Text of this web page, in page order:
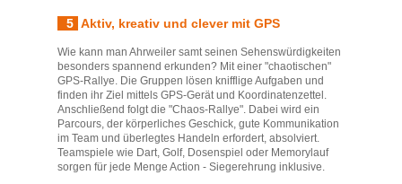
5 Aktiv, kreativ und clever mit GPS
Wie kann man Ahrweiler samt seinen Sehenswürdigkeiten
besonders spannend erkunden? Mit einer "chaotischen"
GPS-Rallye. Die Gruppen lösen knifflige Aufgaben und
finden ihr Ziel mittels GPS-Gerät und Koordinatenzettel.
Anschließend folgt die "Chaos-Rallye". Dabei wird ein
Parcours, der körperliches Geschick, gute Kommunikation
im Team und überlegtes Handeln erfordert, absolviert.
Teamspiele wie Dart, Golf, Dosenspiel oder Memorylauf
sorgen für jede Menge Action - Siegerehrung inklusive.